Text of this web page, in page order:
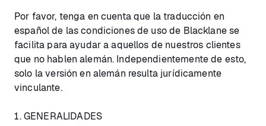
Por favor, tenga en cuenta que la traducción en
español de las condiciones de uso de Blacklane se
facilita para ayudar a aquellos de nuestros clientes
que no hablen alemán. Independientemente de esto,
solo la versión en alemán resulta jurídicamente
vinculante.
GENERALIDADES